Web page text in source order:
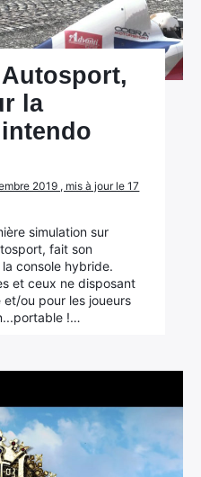
la
2019 , mis à jour le 17
simulation sur
fait son
console hybride.
et ceux ne disposant
ou pour les joueurs
!…